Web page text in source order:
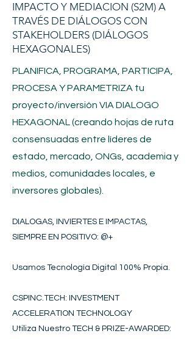
IMPACTO Y MEDIACION (S2M) A
TRAVÉS DE DIÁLOGOS CON
STAKEHOLDERS (DIÁLOGOS
HEXAGONALES)
PLANIFICA, PROGRAMA, PARTICIPA,
PROCESA Y PARAMETRIZA tu
proyecto/inversión VIA DIALOGO
HEXAGONAL (creando hojas de ruta
consensuadas entre líderes de
estado, mercado, ONGs, academia y
medios, comunidades locales, e
inversores globales).
DIALOGAS, INVIERTES E IMPACTAS,
SIEMPRE EN POSITIVO​: @+
Usamos Tecnología Digital 100% Propia.
CSPINC.TECH: INVESTMENT
ACCELERATION TECHNOLOGY
Utiliza Nuestro TECH & PRIZE-AWARDED: